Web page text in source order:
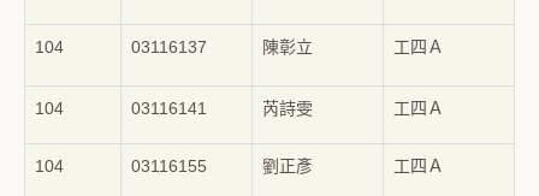
104 03116137 陳彰立 工四Ａ
104 03116141 芮詩雯 工四Ａ
104 03116155 劉正彥 工四Ａ